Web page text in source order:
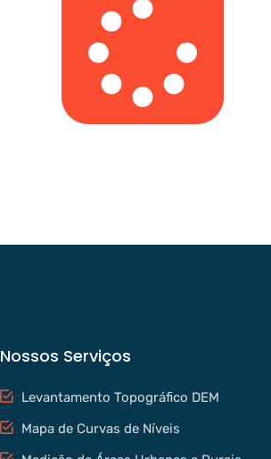
Nossos Serviços
Levantamento Topográfico DEM
Mapa de Curvas de Níveis